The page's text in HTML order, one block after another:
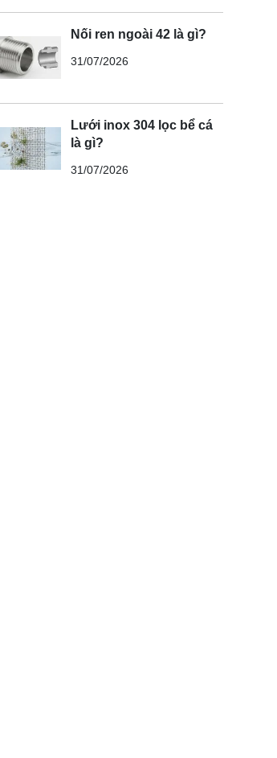
Nối ren ngoài 42 là gì?
31/07/2026
Lưới inox 304 lọc bể cá
là gì?
31/07/2026